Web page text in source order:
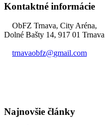
Kontaktné informácie
ObFZ Trnava, City Aréna,
Dolné Bašty 14, 917 01 Trnava
trnavaobfz@gmail.com
Najnovšie články